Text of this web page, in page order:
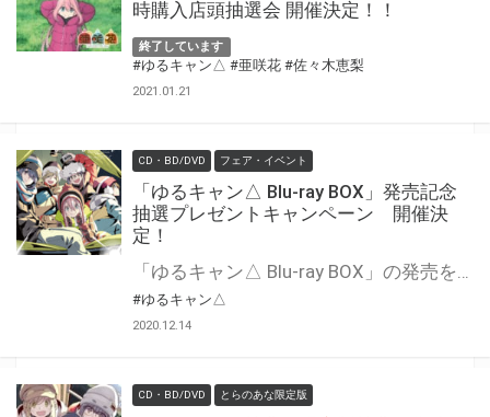
時購入店頭抽選会 開催決定！！
終了しています
#ゆるキャン△ #亜咲花 #佐々木恵梨
2021.01.21
CD・BD/DVD フェア・イベント
「ゆるキャン△ Blu-ray BOX」発売記念
抽選プレゼントキャンペーン 開催決
定！
「ゆるキャン△ Blu-ray BOX」の発売を記念して、抽選フェアを開催いたします！ 期間中に、とらのあな対象店舗にて対象商品をご購入いただいた方に「応募抽選シリアル」をお渡しいたします。 専用フォームからご応募の方に抽選で「キャスト直筆サイン入りポスター」をプレゼント！
#ゆるキャン△
2020.12.14
CD・BD/DVD とらのあな限定版